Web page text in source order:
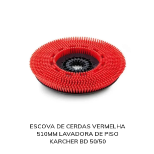
ESCOVA DE CERDAS VERMELHA
510MM LAVADORA DE PISO
KARCHER BD 50/50